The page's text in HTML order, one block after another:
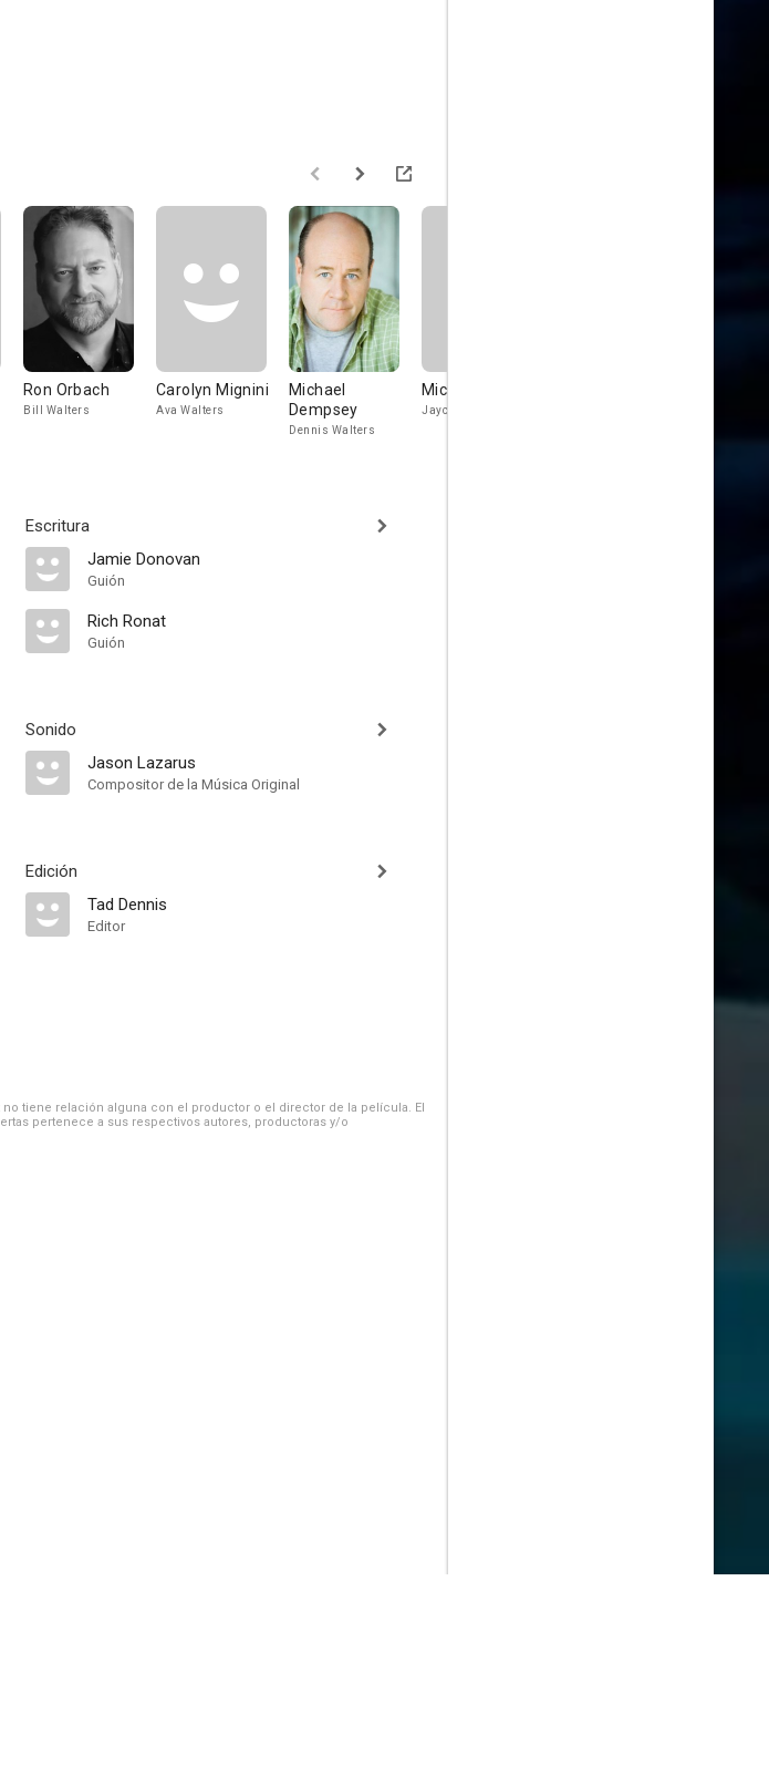
Ron Orbach
Bill Walters
Carolyn Mignini
Ava Walters
Michael
Dempsey
Dennis Walters
Michael Naizu
Jayce Chen
Escritura
Jamie Donovan
Guión
Rich Ronat
Guión
Sonido
Jason Lazarus
Compositor de la Música Original
Edición
Tad Dennis
Editor
tiene relación alguna con el productor o el director de la película. El
pertenece a sus respectivos autores, productoras y/o